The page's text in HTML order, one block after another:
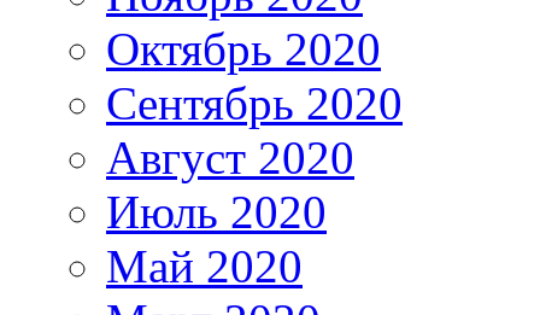
Октябрь 2020
Сентябрь 2020
Август 2020
Июль 2020
Май 2020